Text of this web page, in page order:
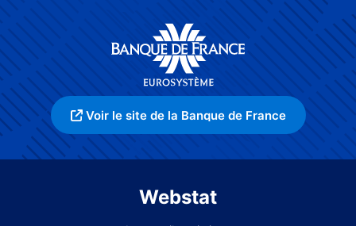
Voir le site de la Banque de France
Webstat